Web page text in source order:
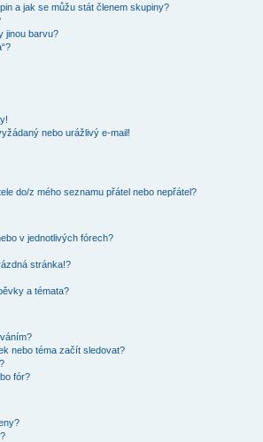
a jak se můžu stát členem skupiny?
jinou barvu?
nebo urážlivý e-mail!
do/z mého seznamu přátel nebo nepřátel?
v jednotlivých fórech?
stránka!?
a témata?
nebo téma začít sledovat?
fór?